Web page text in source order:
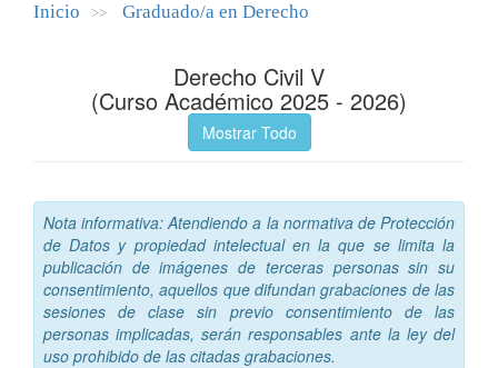
Inicio >> Graduado/a en Derecho
Derecho Civil V
(Curso Académico 2025 - 2026)
Mostrar Todo
Nota informativa: Atendiendo a la normativa de Protección
de Datos y propiedad intelectual en la que se limita la
publicación de imágenes de terceras personas sin su
consentimiento, aquellos que difundan grabaciones de las
sesiones de clase sin previo consentimiento de las
personas implicadas, serán responsables ante la ley del
uso prohibido de las citadas grabaciones.